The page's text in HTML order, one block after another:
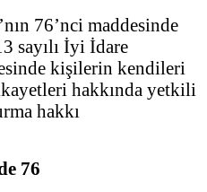
76’nci maddesinde
sayılı İyi İdare
kişilerin kendileri
hakkında yetkili
hakkı
76